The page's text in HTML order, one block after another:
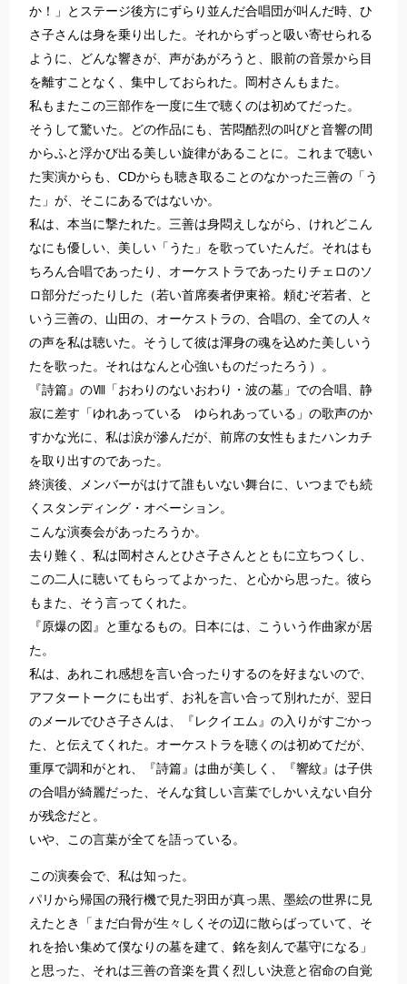
か！」とステージ後方にずらり並んだ合唱団が叫んだ時、ひ
さ子さんは身を乗り出した。それからずっと吸い寄せられる
ように、どんな響きが、声があがろうと、眼前の音景から目
を離すことなく、集中しておられた。岡村さんもまた。
私もまたこの三部作を一度に生で聴くのは初めてだった。
そうして驚いた。どの作品にも、苦悶酷烈の叫びと音響の間
からふと浮かび出る美しい旋律があることに。これまで聴い
た実演からも、CDからも聴き取ることのなかった三善の「う
た」が、そこにあるではないか。
私は、本当に撃たれた。三善は身悶えしながら、けれどこん
なにも優しい、美しい「うた」を歌っていたんだ。それはも
ちろん合唱であったり、オーケストラであったりチェロのソ
ロ部分だったりした（若い首席奏者伊東裕。頼むぞ若者、と
いう三善の、山田の、オーケストラの、合唱の、全ての人々
の声を私は聴いた。そうして彼は渾身の魂を込めた美しいう
たを歌った。それはなんと心強いものだったろう）。
『詩篇』のⅧ「おわりのないおわり・波の墓」での合唱、静
寂に差す「ゆれあっている ゆられあっている」の歌声のか
すかな光に、私は涙が滲んだが、前席の女性もまたハンカチ
を取り出すのであった。
終演後、メンバーがはけて誰もいない舞台に、いつまでも続
くスタンディング・オベーション。
こんな演奏会があったろうか。
去り難く、私は岡村さんとひさ子さんとともに立ちつくし、
この二人に聴いてもらってよかった、と心から思った。彼ら
もまた、そう言ってくれた。
『原爆の図』と重なるもの。日本には、こういう作曲家が居
た。
私は、あれこれ感想を言い合ったりするのを好まないので、
アフタートークにも出ず、お礼を言い合って別れたが、翌日
のメールでひさ子さんは、『レクイエム』の入りがすごかっ
た、と伝えてくれた。オーケストラを聴くのは初めてだが、
重厚で調和がとれ、『詩篇』は曲が美しく、『響紋』は子供
の合唱が綺麗だった、そんな貧しい言葉でしかいえない自分
が残念だと。
いや、この言葉が全てを語っている。
この演奏会で、私は知った。
パリから帰国の飛行機で見た羽田が真っ黒、墨絵の世界に見
えたとき「まだ白骨が生々しくその辺に散らばっていて、そ
れを拾い集めて僕なりの墓を建て、銘を刻んで墓守になる」
と思った、それは三善の音楽を貫く烈しい決意と宿命の自覚